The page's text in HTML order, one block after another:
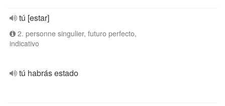
tú [estar]
2. personne singulier, futuro perfecto,
indicativo
tú habrás estado